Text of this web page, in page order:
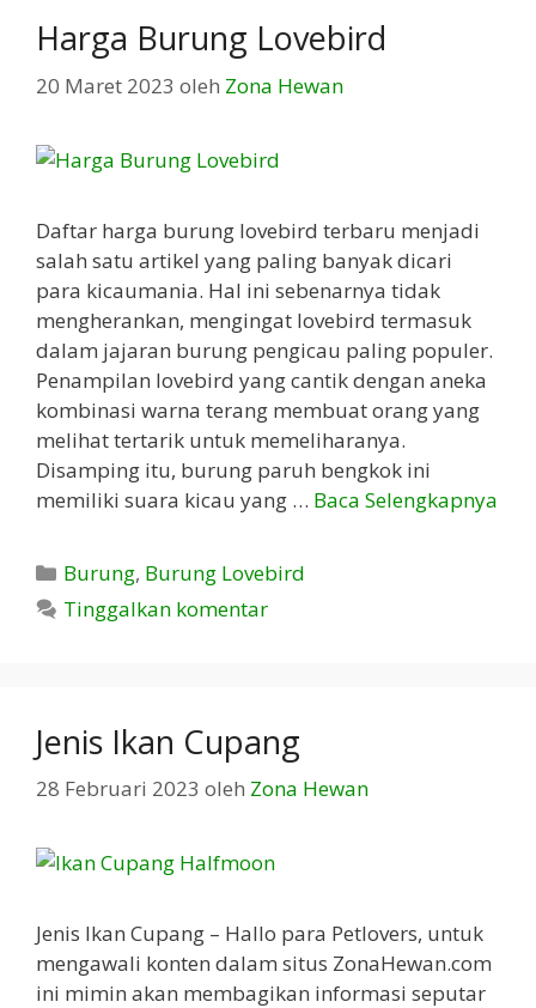
Harga Burung Lovebird
20 Maret 2023 oleh Zona Hewan
Daftar harga burung lovebird terbaru menjadi
salah satu artikel yang paling banyak dicari
para kicaumania. Hal ini sebenarnya tidak
mengherankan, mengingat lovebird termasuk
dalam jajaran burung pengicau paling populer.
Penampilan lovebird yang cantik dengan aneka
kombinasi warna terang membuat orang yang
melihat tertarik untuk memeliharanya.
Disamping itu, burung paruh bengkok ini
memiliki suara kicau yang … Baca Selengkapnya
Kategori
Burung, Burung Lovebird
Tinggalkan komentar
Jenis Ikan Cupang
28 Februari 2023 oleh Zona Hewan
Jenis Ikan Cupang – Hallo para Petlovers, untuk
mengawali konten dalam situs ZonaHewan.com
ini mimin akan membagikan informasi seputar